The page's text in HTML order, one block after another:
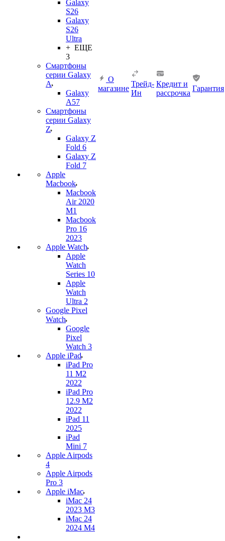
Galaxy
S26
Galaxy
S26
Ultra
+ ЕЩЕ
3
Смартфоны
серии Galaxy
A
Galaxy
A57
Смартфоны
серии Galaxy
Z
Galaxy Z
Fold 6
Galaxy Z
Fold 7
Apple
Macbook
Macbook
Air 2020
M1
Macbook
Pro 16
2023
Apple Watch
Apple
Watch
Series 10
Apple
Watch
Ultra 2
Google Pixel
Watch
Google
Pixel
Watch 3
Apple iPad
iPad Pro
11 M2
2022
iPad Pro
12.9 M2
2022
iPad 11
2025
iPad
Mini 7
Apple Airpods
4
Apple Airpods
Pro 3
Apple iMac
iMac 24
2023 M3
iMac 24
2024 M4
О
магазине
Трейд-
Ин
Кредит и
рассрочка
Гарантия